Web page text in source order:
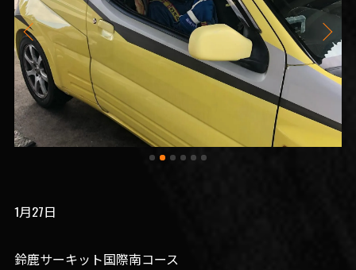
1月27日
鈴鹿サーキット国際南コース